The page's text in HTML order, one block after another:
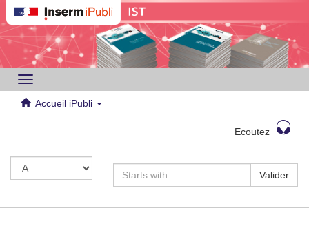
Toggle
navigation
Accueil iPubli
Ecoutez
Valider